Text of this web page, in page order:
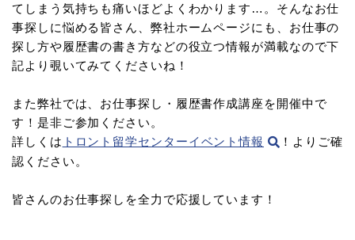
てしまう気持ちも痛いほどよくわかります…。そんなお仕
事探しに悩める皆さん、弊社ホームページにも、お仕事の
探し方や履歴書の書き方などの役立つ情報が満載なので下
記より覗いてみてくださいね！
また弊社では、お仕事探し・履歴書作成講座を開催中で
す！是非ご参加ください。
詳しくは トロント留学センターイベント情報
！よりご確
認ください。
皆さんのお仕事探しを全力で応援しています！